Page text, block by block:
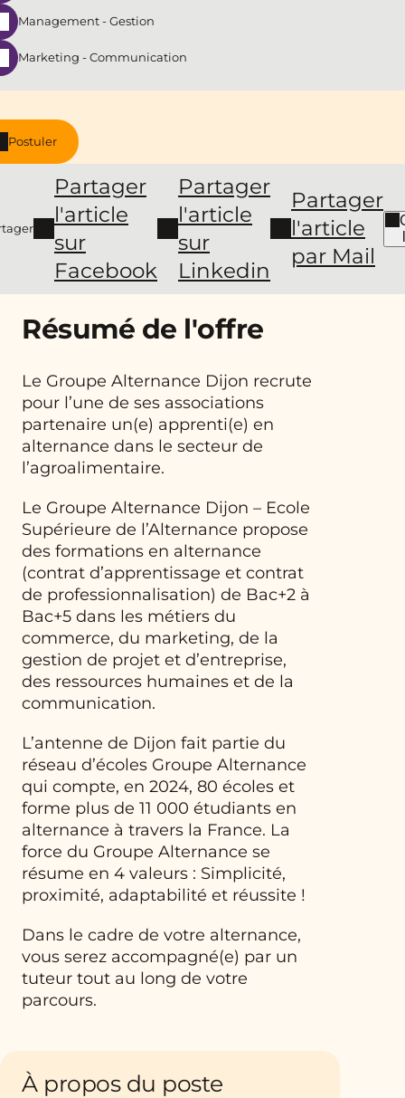
Postuler
Partager
l'article
sur
Facebook
Partager
l'article
sur
Linkedin
Partager
l'article
par Mail
Management - Gestion
Marketing - Communication
Résumé de l'offre
Le Groupe Alternance Dijon recrute
pour l’une de ses associations
partenaire un(e) apprenti(e) en
alternance dans le secteur de
l’agroalimentaire.
Le Groupe Alternance Dijon – Ecole
Supérieure de l’Alternance propose
des formations en alternance
(contrat d’apprentissage et contrat
de professionnalisation) de Bac+2 à
Bac+5 dans les métiers du
commerce, du marketing, de la
gestion de projet et d’entreprise,
des ressources humaines et de la
communication.
L’antenne de Dijon fait partie du
réseau d’écoles Groupe Alternance
qui compte, en 2024, 80 écoles et
forme plus de 11 000 étudiants en
alternance à travers la France. La
force du Groupe Alternance se
résume en 4 valeurs : Simplicité,
proximité, adaptabilité et réussite !
Dans le cadre de votre alternance,
vous serez accompagné(e) par un
tuteur tout au long de votre
parcours.
À propos du poste